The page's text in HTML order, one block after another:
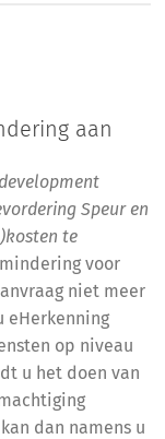
aan
Speur en
te
voor
niet meer
eHerkenning
op niveau
u het doen van
dan namens u